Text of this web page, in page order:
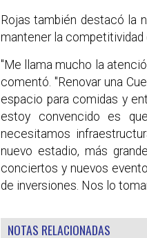
Rojas también destacó la
mantener la competitividad
"Me llama mucho la
comentó. "Renovar una
espacio para comidas y
estoy convencido es
necesitamos
nuevo estadio, más
conciertos y nuevos
de inversiones. Nos lo
NOTAS RELACIONADAS